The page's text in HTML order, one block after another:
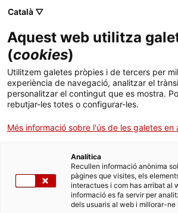
Menú
Serveis d'internacionalització
Convocatòries d'ajuts obertes
Properes activitats
ACCIÓ - Agència per al creixement
ACCIÓ - Agència per al creixement de
Inici
Ajuts i serveis
Activitats
Cercador de premsa i
Cercador
S'han trobat2resultats
L'empresa catalana
Innovation
Central
29/03/2026
Català ▽
Aquest web utilitza
(cookies)
Utilitzem galetes pròpies i de tercers per
experiència de navegació, analitzar el
personalitzar el contingut que es mostra.
rebutjar-les totes o configurar-les.
Més informació sobre l'ús de les galetes en
Analítica
Recullen informació anònima
pàgines que visites, els
interactues i com has arribat al
informació es fa servir per
dels usuaris al web i millorar-